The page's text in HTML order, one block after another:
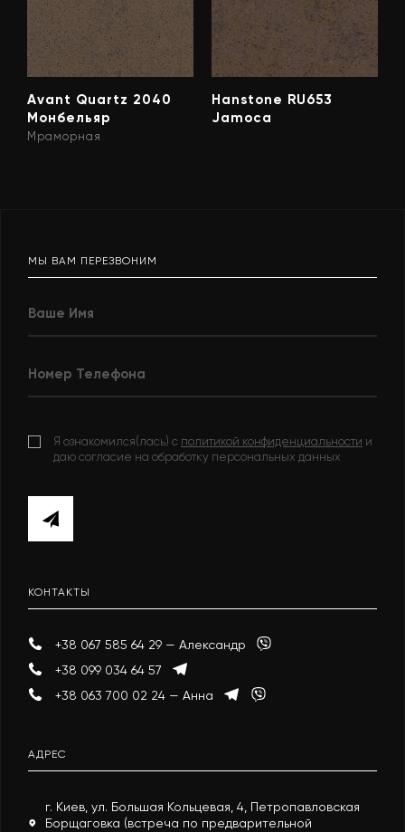
Avant Quartz 2040
Монбельяр
Мраморная
Hanstone RU653
Jamoca
МЫ ВАМ ПЕРЕЗВОНИМ
Я ознакомился(лась) с политикой конфиденциальности и
даю согласие на обработку персональных данных
КОНТАКТЫ
+38 067 585 64 29 — Александр
+38 099 034 64 57
+38 063 700 02 24 — Анна
АДРЕС
г. Киев, ул. Большая Кольцевая, 4, Петропавловская
Борщаговка (встреча по предварительной